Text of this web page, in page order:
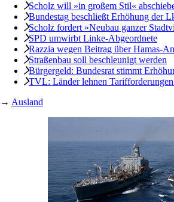
Scholz will »in großem Stil«
Bundestag beschließt Erhöhung der
Scholz fordert »Neubau ganzer
SPD umwirbt Linke-Abgeordnete
Razzia wegen Beitrag über Hamas-
Straßenbau soll beschleunigt werden
Bürgergeld: Bundesrat stimmt
TVL: Länder lehnen
→ Ausland